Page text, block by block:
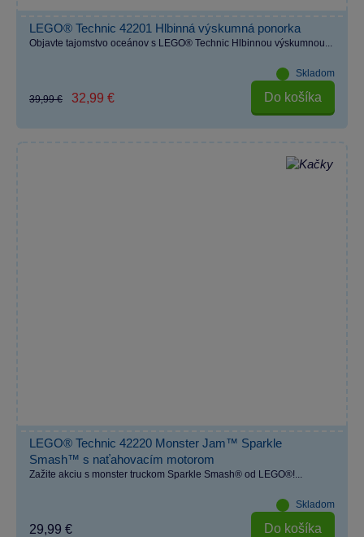
LEGO® Technic 42201 Hlbinná výskumná ponorka
Objavte tajomstvo oceánov s LEGO® Technic Hlbinnou výskumnou...
Skladom
39,99 € 32,99 € Do košíka
LEGO® Technic 42220 Monster Jam™ Sparkle
Smash™ s naťahovacím motorom
Zažite akciu s monster truckom Sparkle Smash® od LEGO®!...
Skladom
29,99 € Do košíka